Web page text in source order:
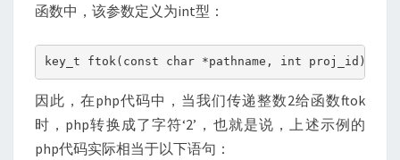
函数中，该参数定义为int型：
key_t ftok(const char *pathname, int proj_id);
因此，在php代码中，当我们传递整数2给函数ftok
时，php转换成了字符‘2’，也就是说，上述示例的
php代码实际相当于以下语句：